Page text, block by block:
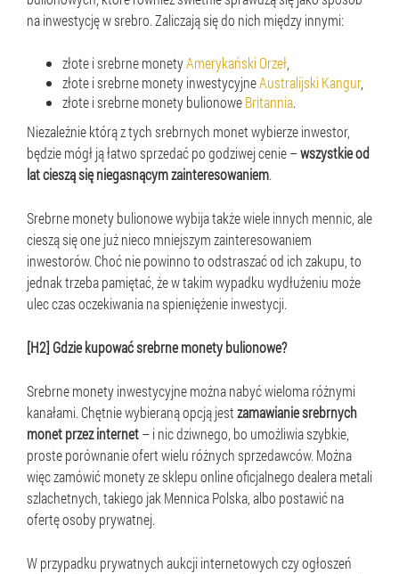
na inwestycję w srebro. Zaliczają się do nich między innymi:
złote i srebrne monetyAmerykański Orzeł
złote i srebrne monety inwestycyjneAustralijski Kangur,
złote i srebrne monety bulionoweBritannia.
Niezależnie którą z tych srebrnych monet wybierze inwestor,
będzie mógł ją łatwo sprzedać po godziwej cenie –wszystkie od
lat cieszą się niegasnącym zainteresowaniem.
Srebrne monety bulionowe wybija także wiele innych mennic, ale
cieszą się one już nieco mniejszym zainteresowaniem
inwestorów. Choć nie powinno to odstraszać od ich zakupu, to
jednak trzeba pamiętać, że w takim wypadku wydłużeniu może
ulec czas oczekiwania na spieniężenie inwestycji.
[H2] Gdzie kupować srebrne monety bulionowe?
Srebrne monety inwestycyjne można nabyć wieloma różnymi
kanałami. Chętnie wybieraną opcją jestzamawianie srebrnych
monet przez internet– i nic dziwnego, bo umożliwia szybkie,
proste porównanie ofert wielu różnych sprzedawców. Można
więc zamówić monety ze sklepu online oficjalnego dealera metali
szlachetnych, takiego jak Mennica Polska, albo postawić na
ofertę osoby prywatnej.
W przypadku prywatnych aukcji internetowych czy ogłoszeń